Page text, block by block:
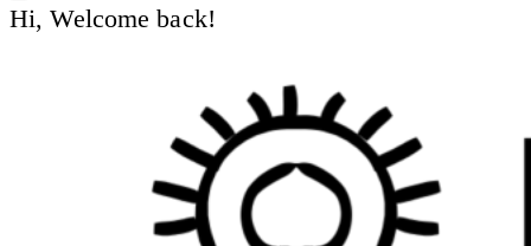
Hi, Welcome back!